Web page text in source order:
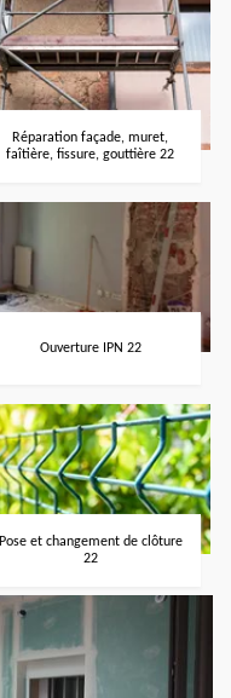
Réparation façade, muret,
faîtière, fissure, gouttière 22
Ouverture IPN 22
Pose et changement de clôture
22